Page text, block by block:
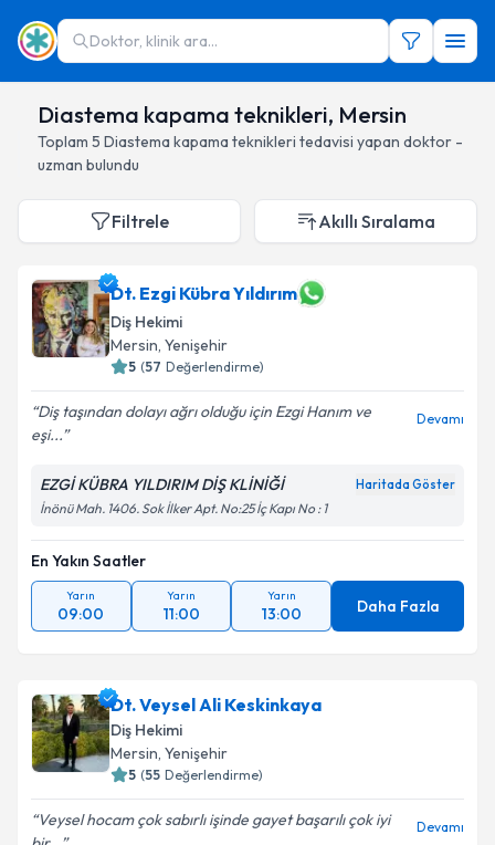
Doktor, klinik ara...
Diastema kapama teknikleri, Mersin
Toplam 5 Diastema kapama teknikleri tedavisi yapan doktor -
uzman bulundu
Filtrele Akıllı Sıralama
Dt. Ezgi Kübra Yıldırım
Diş Hekimi
Mersin, Yenişehir
5 (57 Değerlendirme)
Diş taşından dolayı ağrı olduğu için Ezgi Hanım ve
eşi...
Devamı
EZGİ KÜBRA YILDIRIM DİŞ KLİNİĞİ Haritada Göster
İnönü Mah. 1406. Sok İlker Apt. No:25 İç Kapı No : 1
En Yakın Saatler
Yarın
09:00
Yarın
11:00
Yarın
13:00 Daha Fazla
Dt. Veysel Ali Keskinkaya
Diş Hekimi
Mersin, Yenişehir
5 (55 Değerlendirme)
Veysel hocam çok sabırlı işinde gayet başarılı çok iyi
Devamı